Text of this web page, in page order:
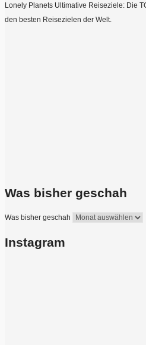
Lonely Planets Ultimative Reiseziele: Die
den besten Reisezielen der Welt.
Was bisher geschah
Was bisher geschah
Instagram